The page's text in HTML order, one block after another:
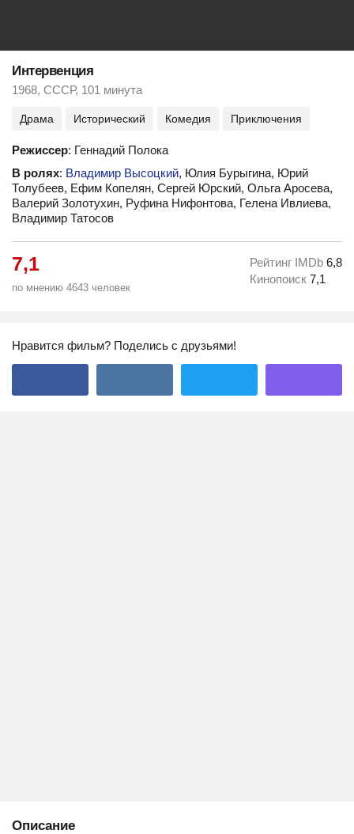
Интервенция
1968, СССР, 101 минута
Драма Исторический Комедия Приключения
Режиссер: Геннадий Полока
В ролях: Владимир Высоцкий, Юлия Бурыгина, Юрий
Толубеев, Ефим Копелян, Сергей Юрский, Ольга Аросева,
Валерий Золотухин, Руфина Нифонтова, Гелена Ивлиева,
Владимир Татосов
7,1
по мнению 4643 человек
Рейтинг IMDb 6,8
Кинопоиск 7,1
Нравится фильм? Поделись с друзьями!
Описание